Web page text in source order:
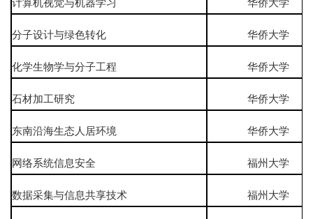
计算机视觉与机器学习 华侨大学
分子设计与绿色转化 华侨大学
化学生物学与分子工程 华侨大学
石材加工研究 华侨大学
东南沿海生态人居环境 华侨大学
网络系统信息安全 福州大学
数据采集与信息共享技术 福州大学